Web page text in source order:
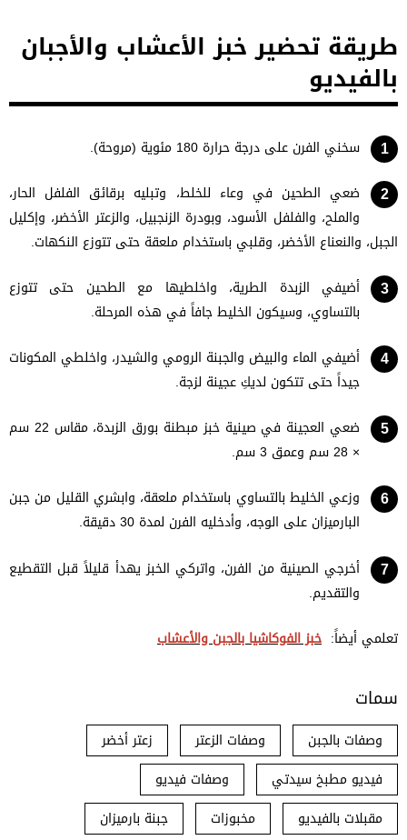
طريقة تحضير خبز الأعشاب والأجبان
بالفيديو
سخني الفرن على درجة حرارة 180 مئوية (مروحة).
ضعي الطحين في وعاء للخلط، وتبليه برقائق الفلفل الحار،
والملح، والفلفل الأسود، وبودرة الزنجبيل، والزعتر الأخضر، وإكليل
الجبل، والنعناع الأخضر، وقلبي باستخدام ملعقة حتى تتوزع النكهات.
أضيفي الزبدة الطرية، واخلطيها مع الطحين حتى تتوزع
بالتساوي، وسيكون الخليط جافاً في هذه المرحلة.
أضيفي الماء والبيض والجبنة الرومي والشيدر، واخلطي المكونات
جيداً حتى تتكون لديكِ عجينة لزجة.
ضعي العجينة في صينية خبز مبطنة بورق الزبدة، مقاس 22 سم
× 28 سم وعمق 3 سم.
وزعي الخليط بالتساوي باستخدام ملعقة، وابشري القليل من جبن
البارميزان على الوجه، وأدخليه الفرن لمدة 30 دقيقة.
أخرجي الصينية من الفرن، واتركي الخبز يهدأ قليلاً قبل التقطيع
والتقديم.
تعلمي أيضاً: خبز الفوكاشيا بالجبن والأعشاب
سمات
وصفات بالجبن وصفات الزعتر
زعتر أخضر
فيديو مطبخ سيدتي
وصفات فيديو
مقبلات بالفيديو
مخبوزات
جبنة بارميزان